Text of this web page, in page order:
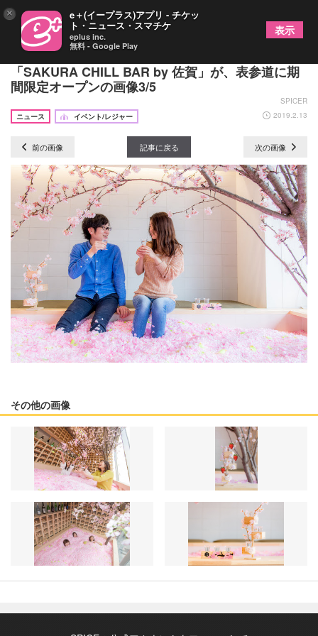
「体験型インドア花見」を楽しめるチルアウトバー
「SAKURA CHILL BAR by 佐賀」が、表参道に期
間限定オープンの画像3/5
SPICER
ニュース
イベント/レジャー 2019.2.13
前の画像 記事に戻る 次の画像
その他の画像
× e＋(イープラス)アプリ - チケッ
ト・ニュース・スマチケ
eplus inc.
無料 - Google Play
表示